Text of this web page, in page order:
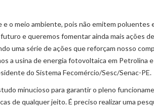
e o meio ambiente, pois não emitem
e queremos fomentar ainda mais ações
uma série de ações que reforçam nosso
a usina de energia fotovoltaica em Petrolina
do Sistema Fecomércio/Sesc/Senac-PE.
minucioso para garantir o pleno
de qualquer jeito. É preciso realizar uma